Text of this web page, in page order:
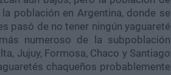
población en Argentina, donde se
pasó de no tener ningún yaguareté
numeroso de la subpoblación
Jujuy, Formosa, Chaco y Santiago
chaqueños probablemente